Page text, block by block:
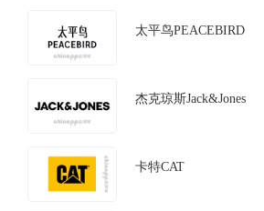
太平鸟PEACEBIRD
杰克琼斯Jack&Jones
卡特CAT